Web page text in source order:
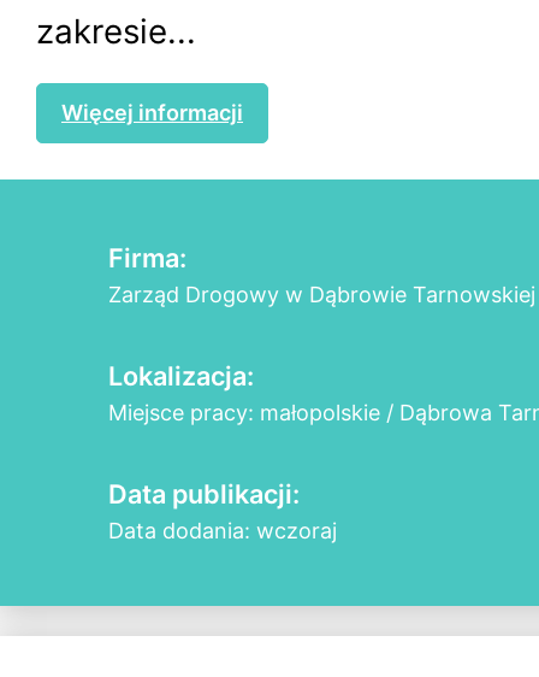
zakresie...
Więcej informacji
Firma:
Zarząd Drogowy w Dąbrowie Tarnowskiej
Lokalizacja:
Miejsce pracy: małopolskie / Dąbrowa
Data publikacji:
Data dodania: wczoraj